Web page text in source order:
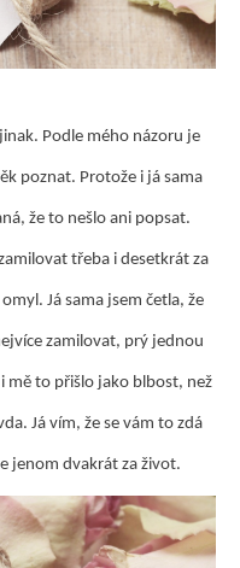
Podle mého názoru je
poznat. Protože i já sama
že to nešlo ani popsat.
třeba i desetkrát za
Já sama jsem četla, že
zamilovat, prý jednou
mě to přišlo jako blbost, než
Já vím, že se vám to zdá
jenom dvakrát za život.